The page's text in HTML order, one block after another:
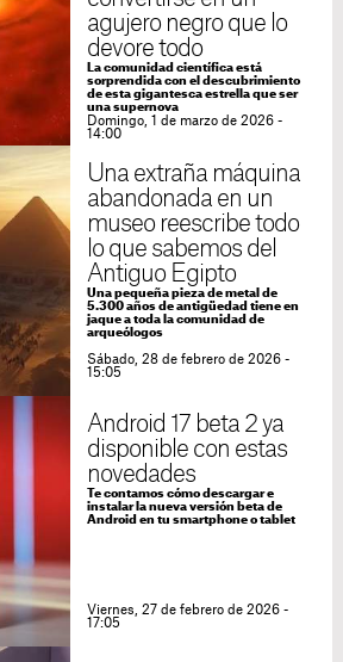
agujero negro que lo
devore todo
La comunidad científica está
sorprendida con el descubrimiento
de esta gigantesca estrella que ser
una supernova
Domingo, 1 de marzo de 2026 -
14:00
Una extraña máquina
abandonada en un
museo reescribe todo
lo que sabemos del
Antiguo Egipto
Una pequeña pieza de metal de
5.300 años de antigüedad tiene en
jaque a toda la comunidad de
arqueólogos
Sábado, 28 de febrero de 2026 -
15:05
Android 17 beta 2 ya
disponible con estas
novedades
Te contamos cómo descargar e
instalar la nueva versión beta de
Android en tu smartphone o tablet
Viernes, 27 de febrero de 2026 -
17:05